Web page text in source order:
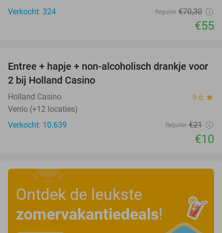
Verkocht: 324
Regulier €70,30
€55
52%
Entree + hapje + non-alcoholisch drankje voor
2 bij Holland Casino
Holland Casino 9.6 star
Venlo (+12 locaties)
Verkocht: 10.639
Regulier €21
€10
Ontdek de leukste
zomervakantiedeals!